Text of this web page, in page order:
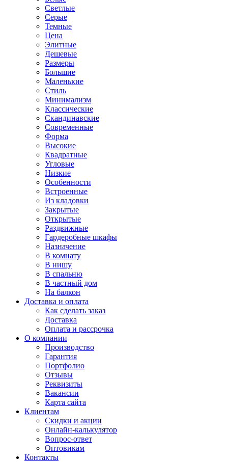
Светлые
Серые
Темные
Цена
Элитные
Дешевые
Размеры
Большие
Маленькие
Стиль
Минимализм
Классические
Скандинавские
Современные
Форма
Высокие
Квадратные
Угловые
Низкие
Особенности
Встроенные
Из кладовки
Закрытые
Открытые
Раздвижные
Гардеробные шкафы
Назначение
В комнату
В нишу
В спальню
В частный дом
На балкон
Доставка и оплата
Как сделать заказ
Доставка
Оплата и рассрочка
О компании
Производство
Гарантия
Портфолио
Отзывы
Реквизиты
Вакансии
Карта сайта
Клиентам
Скидки и акции
Онлайн-калькулятор
Вопрос-ответ
Оптовикам
Контакты